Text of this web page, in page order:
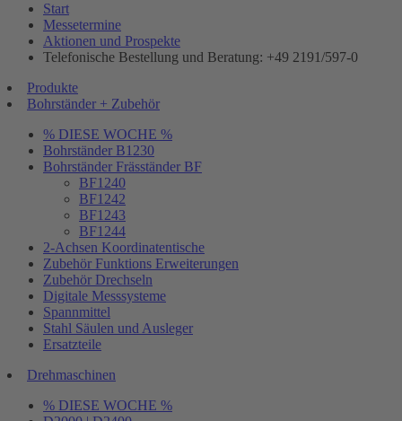
Start
Messetermine
Aktionen und Prospekte
Telefonische Bestellung und Beratung: +49 2191/597-0
Produkte
Bohrständer + Zubehör
% DIESE WOCHE %
Bohrständer B1230
Bohrständer Fräsständer BF
BF1240
BF1242
BF1243
BF1244
2-Achsen Koordinatentische
Zubehör Funktions Erweiterungen
Zubehör Drechseln
Digitale Messsysteme
Spannmittel
Stahl Säulen und Ausleger
Ersatzteile
Drehmaschinen
% DIESE WOCHE %